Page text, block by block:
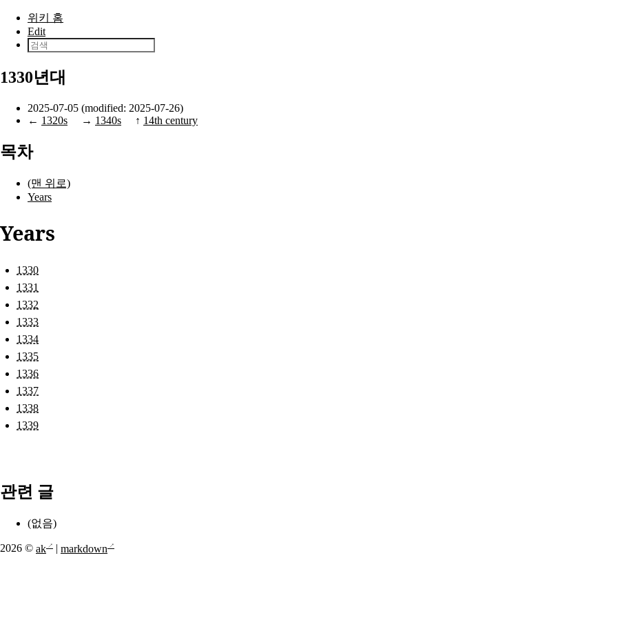
본문으로 건너뛰기
위키 홈
Edit
1330년대
2025-07-05 (modified: 2025-07-26)
← 1320s → 1340s ↑ 14th century
목차
(맨 위로)
Years
Years
1330
1331
1332
1333
1334
1335
1336
1337
1338
1339
관련 글
(없음)
2026 © ak markdown